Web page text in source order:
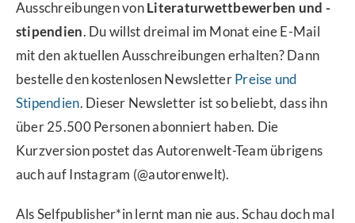
Ausschreibungen vonLiteraturwettbewerben und -
stipendien. Du willst dreimal im Monat eine E-Mail
mit den aktuellen Ausschreibungen erhalten? Dann
bestelle den kostenlosen NewsletterPreise und
Stipendien. Dieser Newsletter ist so beliebt, dass ihn
über 25.500 Personen abonniert haben. Die
Kurzversion postet das Autorenwelt-Team übrigens
auch auf Instagram (@autorenwelt).
Als Selfpublisher*in lernt man nie aus. Schau doch mal